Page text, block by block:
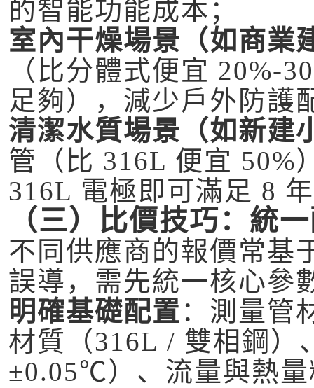
的智能功能成本；
室內干燥場景（如商業
（比分體式便宜 20%-
足夠），減少戶外防護
清潔水質場景（如新建
管（比 316L 便宜 50%
316L 電極即可滿足 8
（三）比價技巧：統
不同供應商的報價常基
誤導，需先統一核心參
明確基礎配置 ：測量管
材質（316L / 雙相鋼
±0.05℃）、流量與熱量